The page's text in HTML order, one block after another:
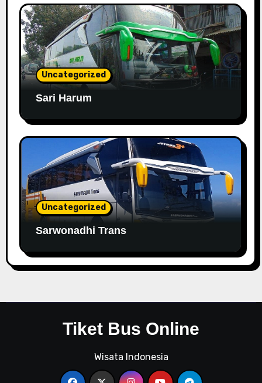
Uncategorized
Sari Harum
Uncategorized
Sarwonadhi Trans
Tiket Bus Online
Wisata Indonesia